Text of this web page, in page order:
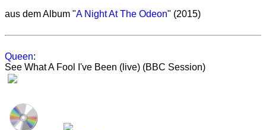
aus dem Album "A Night At The Odeon" (2015)
Queen:
See What A Fool I've Been (live) (BBC Session)